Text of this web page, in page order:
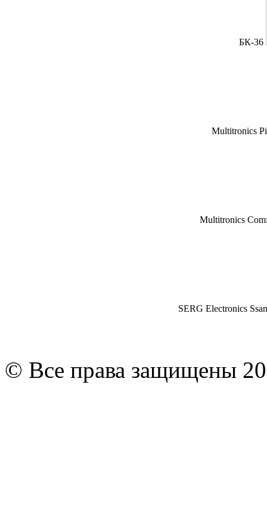
БК-36
Multitronics
Multitronics
SERG Electronics
© Все права защищены